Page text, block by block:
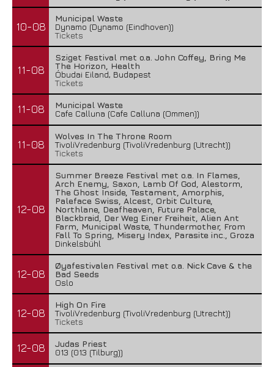
10-08
Municipal Waste
Dynamo (Dynamo (Eindhoven))
Tickets
11-08
Sziget Festival met o.a. John Coffey, Bring Me
The Horizon, Health
Óbudai Eiland, Budapest
Tickets
11-08
Municipal Waste
Cafe Calluna (Cafe Calluna (Ommen))
11-08
Wolves In The Throne Room
TivoliVredenburg (TivoliVredenburg (Utrecht))
Tickets
12-08
Summer Breeze Festival met o.a. In Flames,
Arch Enemy, Saxon, Lamb Of God, Alestorm,
The Ghost Inside, Testament, Amorphis,
Paleface Swiss, Alcest, Orbit Culture,
Northlane, Deafheaven, Future Palace,
Blackbraid, Der Weg Einer Freiheit, Alien Ant
Farm, Municipal Waste, Thundermother, From
Fall To Spring, Misery Index, Parasite inc., Groza
Dinkelsbühl
12-08
Øyafestivalen Festival met o.a. Nick Cave & the
Bad Seeds
Oslo
12-08
High On Fire
TivoliVredenburg (TivoliVredenburg (Utrecht))
Tickets
12-08
Judas Priest
013 (013 (Tilburg))